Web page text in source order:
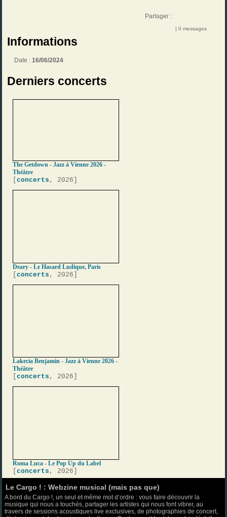
Partager :
| 0 messages
Informations
Date :16/06/2024
Derniers concerts
The Getdown - Jazz à Vienne 2026 -
Théâtre
[concerts , 2026]
Deary - Le Hasard Ludique, Paris
[concerts , 2026]
Lakecia Benjamin - Jazz à Vienne 2026 -
Théâtre
[concerts , 2026]
Roma Luca - Le Pop Up du Label
[concerts , 2026]
Le Cargo ! : Webzine musical (mais pas que)
A bord du Cargo !, un seul et même mot d’ordre : vous faire découvrir la
musique qui nous a touchés, partager les artistes qui nous font vibrer, au
travers de sessions acoustiques live exclusives, de photographies de concert,